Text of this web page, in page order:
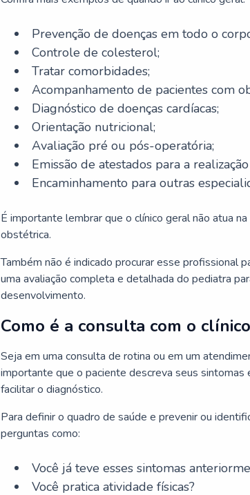
Prevenção de doenças em todo o
Controle de colesterol;
Tratar comorbidades;
Acompanhamento de pacientes com
Diagnóstico de doenças cardíacas;
Orientação nutricional;
Avaliação pré ou pós-operatória;
Emissão de atestados para a
Encaminhamento para outras
É importante lembrar que o clínico geral não atua
obstétrica.
Também não é indicado procurar esse profissional
uma avaliação completa e detalhada do pediatra
desenvolvimento.
Como é a consulta com o
Seja em uma consulta de rotina ou em um
importante que o paciente descreva seus sintomas
facilitar o diagnóstico.
Para definir o quadro de saúde e prevenir ou
perguntas como:
Você já teve esses sintomas
Você pratica atividade físicas?